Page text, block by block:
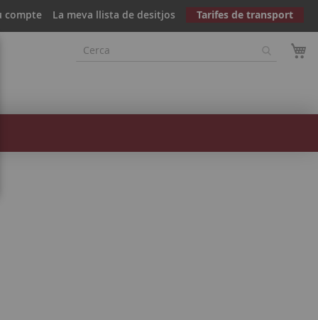
compte La meva llista de desitjos Tarifes de transport